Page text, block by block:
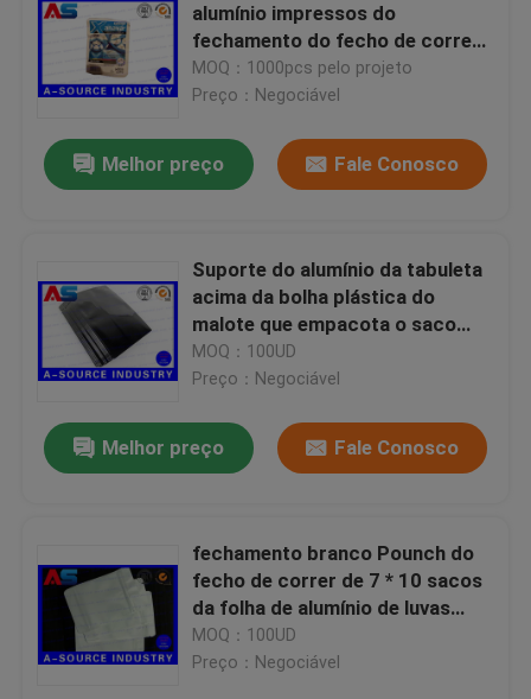
Produtos
Sobre nós
Excursão da fábrica
Contacte-nos
Peça umas citações
alumínio impressos do
fechamento do fecho de correr
dos ePeptidees das tabuletas
costume oral que imprimem com
MOQ：1000pcs pelo projeto
Preço：Negociável
Melhor preço Fale Conosco
Suporte do alumínio da tabuleta
acima da bolha plástica do
malote que empacota o saco
preto do ziplock da folha de
alumínio da cor de 9 * de 6 cm
MOQ：100UD
Preço：Negociável
Melhor preço Fale Conosco
fechamento branco Pounch do
fecho de correr de 7 * 10 sacos
da folha de alumínio de luvas
plásticas do Cm para cápsulas
MOQ：100UD
Preço：Negociável